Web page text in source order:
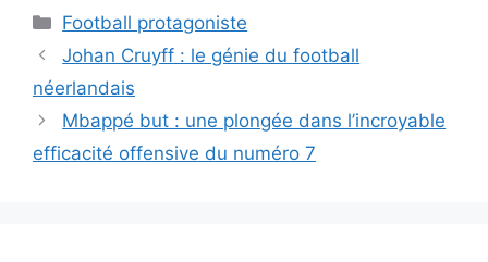
Categories
Football protagoniste
Johan Cruyff : le génie du football
néerlandais
Mbappé but : une plongée dans l’incroyable
efficacité offensive du numéro 7